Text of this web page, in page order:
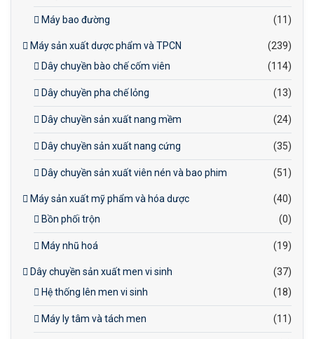
Máy bao đường (11)
Máy sản xuất dược phẩm và TPCN
(239)
Dây chuyền bào chế cốm viên
(114)
Dây chuyền pha chế lỏng (13)
Dây chuyền sản xuất nang mềm (24)
Dây chuyền sản xuất nang cứng (35)
Dây chuyền sản xuất viên nén và bao phim (51)
Máy sản xuất mỹ phẩm và hóa dược
(40)
Bồn phối trộn
(0)
Máy nhũ hoá (19)
Dây chuyền sản xuất men vi sinh
(37)
Hệ thống lên men vi sinh
(18)
Máy ly tâm và tách men (11)